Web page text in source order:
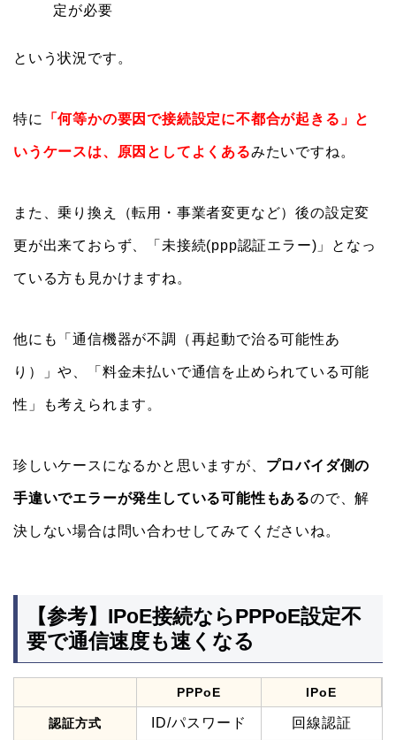
定が必要
という状況です。
特に 「何等かの要因で接続設定に不都合が起きる」と
いうケースは、原因としてよくあるみたいですね。
また、乗り換え（転用・事業者変更など）後の設定変
更が出来ておらず、「未接続(ppp認証エラー)」となっ
ている方も見かけますね。
他にも「通信機器が不調（再起動で治る可能性あ
り）」や、「料金未払いで通信を止められている可能
性」も考えられます。
珍しいケースになるかと思いますが、 プロバイダ側の
手違いでエラーが発生している可能性もあるので、解
決しない場合は問い合わせしてみてくださいね。
【参考】IPoE接続ならPPPoE設定不
要で通信速度も速くなる
PPPoE IPoE
認証方式 ID/パスワード 回線認証